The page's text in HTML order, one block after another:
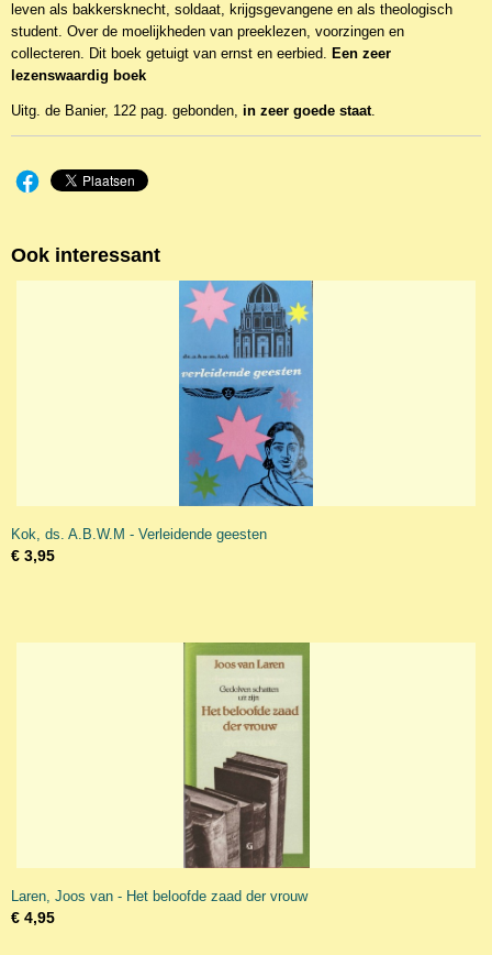
leven als bakkersknecht, soldaat, krijgsgevangene en als theologisch
student. Over de moelijkheden van preeklezen, voorzingen en
collecteren. Dit boek getuigt van ernst en eerbied. Een zeer
lezenswaardig boek
Uitg. de Banier, 122 pag. gebonden, in zeer goede staat.
Ook interessant
Kok, ds. A.B.W.M - Verleidende geesten
€ 3,95
Laren, Joos van - Het beloofde zaad der vrouw
€ 4,95